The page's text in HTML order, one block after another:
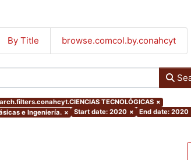
By Title browse.comcol.by.conahcyt
TECNOLÓGICAS ×
e Ingeniería. × Start date: 2020 × End date: 2020